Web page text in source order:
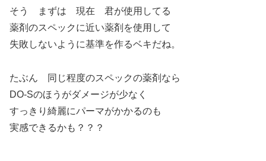
そう まずは 現在 君が使用してる
薬剤のスペックに近い薬剤を使用して
失敗しないように基準を作るベキだね。
たぶん 同じ程度のスペックの薬剤なら
DO-Sのほうがダメージが少なく
すっきり綺麗にパーマがかかるのも
実感できるかも？？？